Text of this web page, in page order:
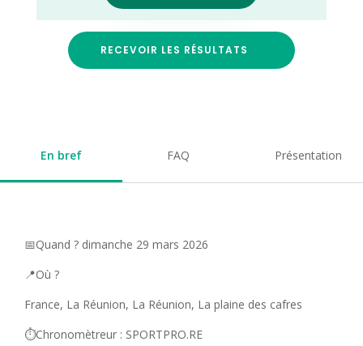
RECEVOIR LES RÉSULTATS
En bref FAQ Présentation
📅Quand ? dimanche 29 mars 2026
📍Où ?
France, La Réunion, La Réunion, La plaine des cafres
⏱️Chronomètreur : SPORTPRO.RE